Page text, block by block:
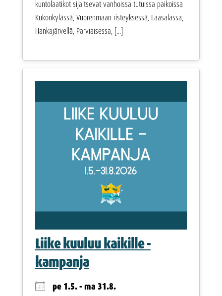
kuntolaatikot sijaitsevat vanhoissa tutuissa paikoissa
Kukonkylässä, Vuorenmaan risteyksessä, Laasalassa,
Hankajärvellä, Parviaisessa, [...]
Liike kuuluu kaikille -
kampanja
pe 1.5. - ma 31.8.